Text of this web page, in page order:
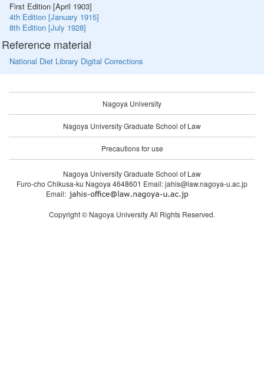
First Edition [April 1903]
4th Edition [January 1915]
8th Edition [July 1928]
Reference material
National Diet Library Digital Corrections
Nagoya University
Nagoya University Graduate School of Law
Precautions for use
Nagoya University Graduate School of Law
Furo-cho Chikusa-ku Nagoya 4648601 Email: jahis@law.nagoya-u.ac.jp
Email:
Copyright © Nagoya University All Rights Reserved.